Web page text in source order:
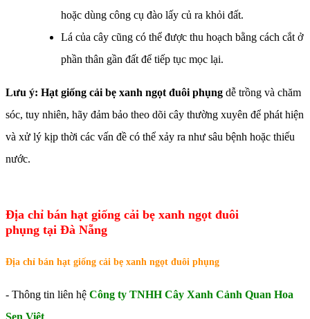
hoặc dùng công cụ đào lấy củ ra khỏi đất.
Lá của cây cũng có thể được thu hoạch bằng cách cắt ở
phần thân gần đất để tiếp tục mọc lại.
Lưu ý: Hạt giống cải bẹ xanh ngọt đuôi phụng dễ trồng và chăm
sóc, tuy nhiên, hãy đảm bảo theo dõi cây thường xuyên để phát hiện
và xử lý kịp thời các vấn đề có thể xảy ra như sâu bệnh hoặc thiếu
nước.
Địa chỉ bán hạt giống cải bẹ xanh ngọt đuôi
phụng tại Đà Nẵng
Địa chỉ bán hạt giống cải bẹ xanh ngọt đuôi phụng
- Thông tin liên hệ Công ty TNHH Cây Xanh Cảnh Quan Hoa
Sen Việt